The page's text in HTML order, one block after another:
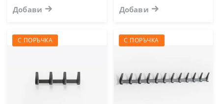
Добави
Добави
С ПОРЪЧКА С ПОРЪЧКА